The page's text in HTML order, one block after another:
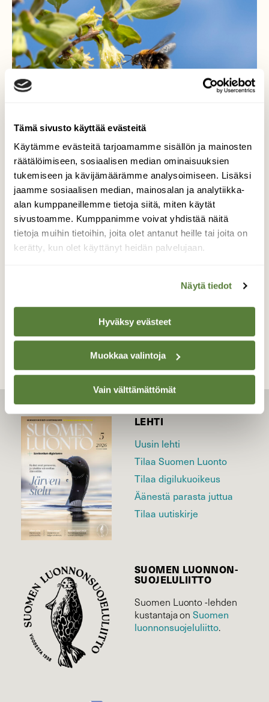
Tämä sivusto käyttää evästeitä
Käytämme evästeitä tarjoamamme sisällön ja mainosten
räätälöimiseen, sosiaalisen median ominaisuuksien
tukemiseen ja kävijämäärämme analysoimiseen. Lisäksi
jaamme sosiaalisen median, mainosalan ja analytiikka-
alan kumppaneillemme tietoja siitä, miten käytät
sivustoamme. Kumppanimme voivat yhdistää näitä
tietoja muihin tietoihin, joita olet antanut heille tai joita on
kerätty, kun olet käyttänyt heidän palvelujaan.
Näytä tiedot
Hyväksy evästeet
Muokkaa valintoja
Vain välttämättömät
Kimalaisen lento
Kimalaiset etsivät keväällä mettä,
ensimmäisenä ovat pajut, nyt puutarhassa
sinikuusaman vaatimaton kukka.
Valokuvaaja: Hannu Tikkanen, Kajaani 20.5.2023
TAKAISIN LISTAAN
LEHTI
Uusin lehti
Tilaa Suomen Luonto
Tilaa digilukuoikeus
Äänestä parasta juttua
Tilaa uutiskirje
SUOMEN LUONNON­
SUOJELU­LIITTO
Suomen Luonto -lehden
kustantaja onSuomen
luonnonsuojelu­liitto.